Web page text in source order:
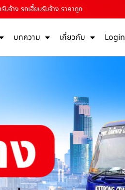
บจ้าง รถเฮี๊ยบรับจ้าง ราคาถูก
บทความ เกี่ยวกับ Login